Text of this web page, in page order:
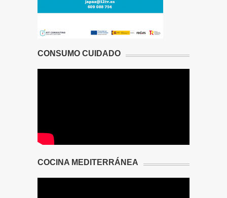
CONSUMO CUIDADO
COCINA MEDITERRÁNEA